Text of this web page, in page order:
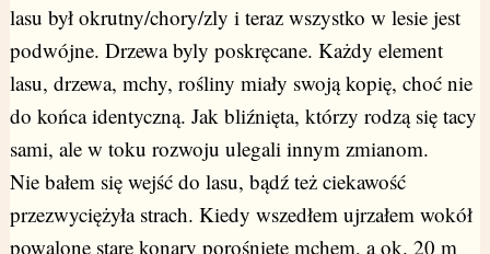
lasu był okrutny/chory/zly i teraz wszystko w lesie jest
podwójne. Drzewa byly poskręcane. Każdy element
lasu, drzewa, mchy, rośliny miały swoją kopię, choć nie
do końca identyczną. Jak bliźnięta, którzy rodzą się tacy
sami, ale w toku rozwoju ulegali innym zmianom.
Nie bałem się wejść do lasu, bądź też ciekawość
przezwyciężyła strach. Kiedy wszedłem ujrzałem wokół
powalone stare konary porośnięte mchem, a ok. 20 m